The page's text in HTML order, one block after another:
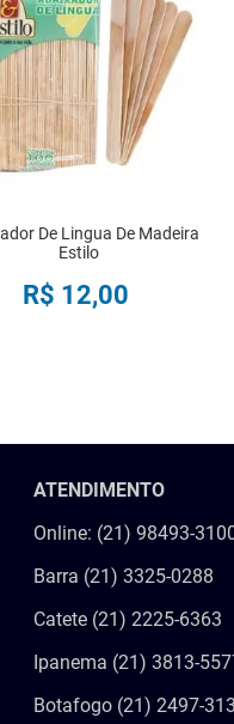
De Lingua De Madeira
Estilo
R$ 12,00
ATENDIMENTO
Online: (21) 98493-
Barra (21) 3325-0288
Catete (21) 2225-6363
Ipanema (21) 3813-
Botafogo (21) 2497-